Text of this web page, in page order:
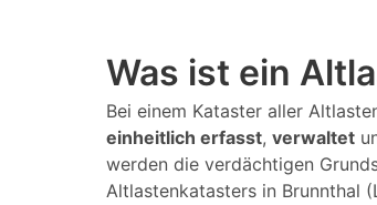
Was ist ein
Bei einem Kataster aller
einheitlich erfasst, verwaltet
werden die verdächtigen
Altlastenkatasters in Brunnthal